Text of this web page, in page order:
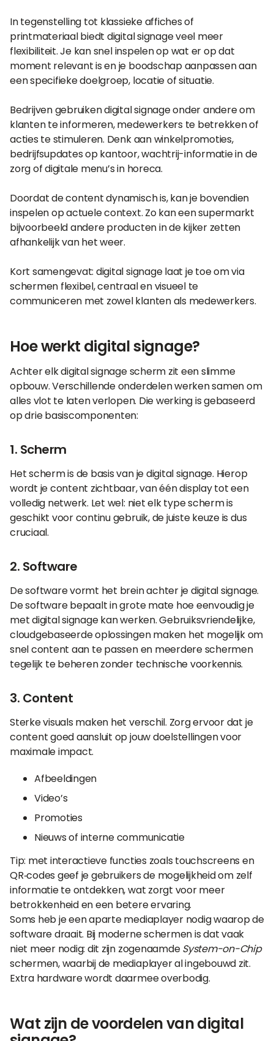
In tegenstelling tot klassieke affiches of
printmateriaal biedt digital signage veel meer
flexibiliteit. Je kan snel inspelen op wat er op dat
moment relevant is en je boodschap aanpassen aan
een specifieke doelgroep, locatie of situatie.
Bedrijven gebruiken digital signage onder andere om
klanten te informeren, medewerkers te betrekken of
acties te stimuleren. Denk aan winkelpromoties,
bedrijfsupdates op kantoor, wachtrij-informatie in de
zorg of digitale menu’s in horeca.
Doordat de content dynamisch is, kan je bovendien
inspelen op actuele context. Zo kan een supermarkt
bijvoorbeeld andere producten in de kijker zetten
afhankelijk van het weer.
Kort samengevat: digital signage laat je toe om via
schermen flexibel, centraal en visueel te
communiceren met zowel klanten als medewerkers.
Hoe werkt digital signage?
Achter elk digital signage scherm zit een slimme
opbouw. Verschillende onderdelen werken samen om
alles vlot te laten verlopen. Die werking is gebaseerd
op drie basiscomponenten:
1. Scherm
Het scherm is de basis van je digital signage. Hierop
wordt je content zichtbaar, van één display tot een
volledig netwerk. Let wel: niet elk type scherm is
geschikt voor continu gebruik, de juiste keuze is dus
cruciaal.
2. Software
De software vormt het brein achter je digital signage.
De software bepaalt in grote mate hoe eenvoudig je
met digital signage kan werken. Gebruiksvriendelijke,
cloudgebaseerde oplossingen maken het mogelijk om
snel content aan te passen en meerdere schermen
tegelijk te beheren zonder technische voorkennis.
3. Content
Sterke visuals maken het verschil. Zorg ervoor dat je
content goed aansluit op jouw doelstellingen voor
maximale impact.
Afbeeldingen
Video’s
Promoties
Nieuws of interne communicatie
Tip: met interactieve functies zoals touchscreens en
QR‑codes geef je gebruikers de mogelijkheid om zelf
informatie te ontdekken, wat zorgt voor meer
betrokkenheid en een betere ervaring.
Soms heb je een aparte mediaplayer nodig waarop de
software draait. Bij moderne schermen is dat vaak
niet meer nodig: dit zijn zogenaamdeSystem-on-Chip
schermen, waarbij de mediaplayer al ingebouwd zit.
Extra hardware wordt daarmee overbodig.
Wat zijn de voordelen van digital